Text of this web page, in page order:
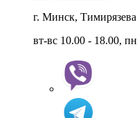
г. Минск,
вт-вс 10.00 - 18.00,